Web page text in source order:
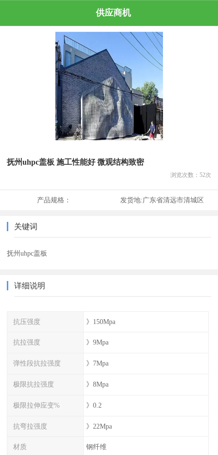
供应商机
抚州uhpc盖板 施工性能好 微观结构致密
浏览次数： 52次
产品规格： 发货地:广东省清远市清城区
关键词
抚州uhpc盖板
详细说明
抗压强度 》150Mpa
抗拉强度 》9Mpa
弹性段抗拉强度 》7Mpa
极限抗拉强度 》8Mpa
极限拉伸应变% 》0.2
抗弯拉强度 》22Mpa
材质 钢纤维